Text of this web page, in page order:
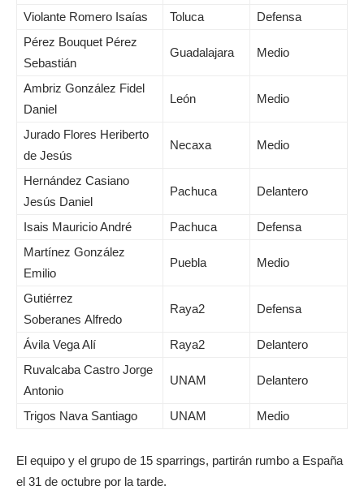
Violante Romero Isaías Toluca
Defensa
Pérez Bouquet Pérez
Sebastián
Guadalajara Medio
Ambriz González Fidel
Daniel
León Medio
Jurado Flores Heriberto
de Jesús
Necaxa Medio
Hernández Casiano
Jesús Daniel
Pachuca Delantero
Isais Mauricio André Pachuca
Defensa
Martínez González
Emilio
Puebla Medio
Gutiérrez
Soberanes Alfredo
Raya2 Defensa
Ávila Vega Alí Raya2
Delantero
Ruvalcaba Castro Jorge
Antonio
UNAM Delantero
Trigos Nava Santiago UNAM Medio
El equipo y el grupo de 15 sparrings, partirán rumbo a España
el 31 de octubre por la tarde.